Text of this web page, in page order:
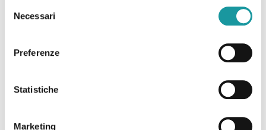
delNecessari
Preferenze
Statistiche
Marketing